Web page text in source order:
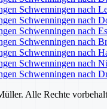
Schwenningen nach
Schwenningen nach
Schwenningen nach
Schwenningen nach
Schwenningen nach
Schwenningen nach
Schwenningen nach
Alle Rechte